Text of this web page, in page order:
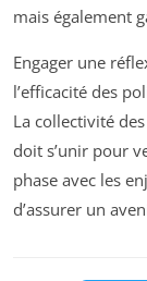
mais également
Engager une
l’efficacité des
La collectivité
doit s’unir pour
phase avec les
d’assurer un